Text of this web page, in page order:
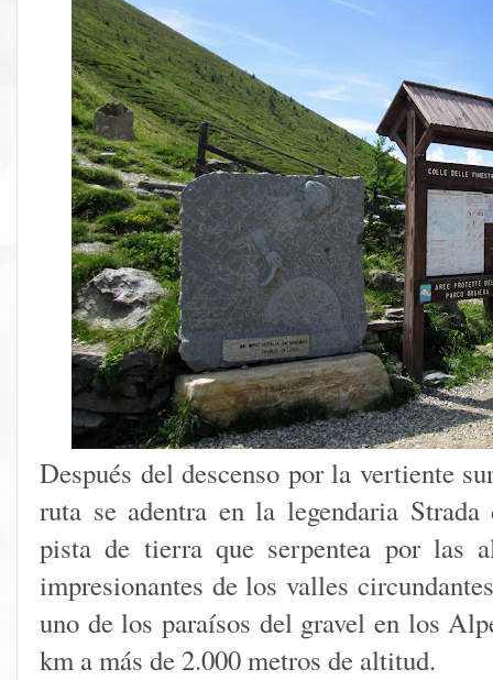
Después del descenso por la vertiente
ruta se adentra en la legendaria
pista de tierra que serpentea por las
impresionantes de los valles
uno de los paraísos del gravel en los
km a más de 2.000 metros de altitud.